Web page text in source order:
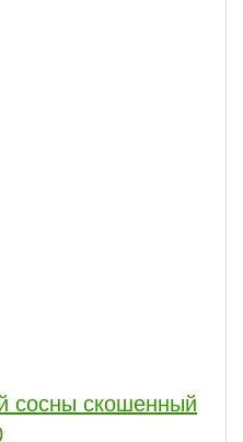
сосны скошенный